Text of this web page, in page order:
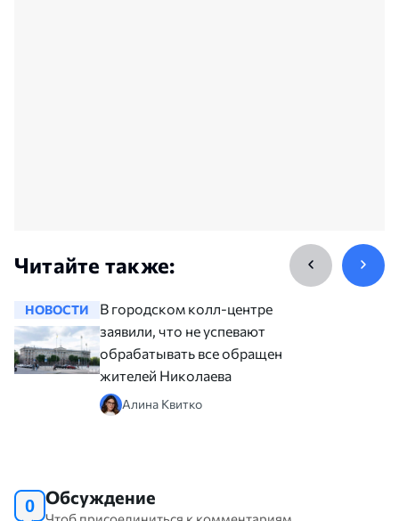
Читайте также:
НОВОСТИ
В городском колл-центре
заявили, что не успевают
обрабатывать все обращения
жителей Николаева
Алина Квитко
0 Обсуждение